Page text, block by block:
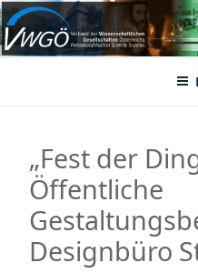
Zum
Inhalt
springenVWGÖ
Federation of Austrian
„Fest der
Öffentliche
Designbüro